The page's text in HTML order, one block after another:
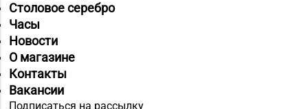
Столовое серебро
Часы
Новости
О магазине
Контакты
Вакансии
Подписаться на рассылку